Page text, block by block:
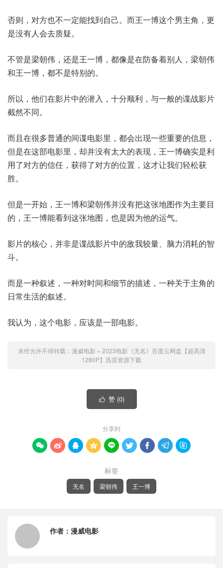
否则，对方也不一定能找到自己。而王一博这个男主角，更
是没有人会去质疑。
不管是梁朝伟，还是王一博，都像是在防备着别人，梁朝伟
和王一博，都不是特别的。
所以，他们在影片中的潜入，十分顺利，与一般的谍战影片
截然不同。
而且在很多普通的间谍电影里，都会出现一些重要的信息，
但是在这部电影里，却并没有太大的表现，王一博确实是利
用了对方的信任，获得了对方的位置，这才让我们轻松获
胜。
但是一开始，王一博和梁朝伟并没有把这张地图作为主要目
的，王一博能看到这张地图，也是因为他的运气。
影片的核心，并非是谍战影片中的敌我较量、脑力消耗的智
斗。
而是一种叙述，一种对时间和细节的描述，一种关于主角的
日常生活的叙述。
我认为，这个电影，应该是一部电影。
未经允许不得转载： 漫威电影 » 2023电影《无名》百度云网盘【超高清
1280P】迅雷资源下载
 赞 (0)
分享到
        
标签
无名 梁朝伟 王一博
作者： 漫威电影